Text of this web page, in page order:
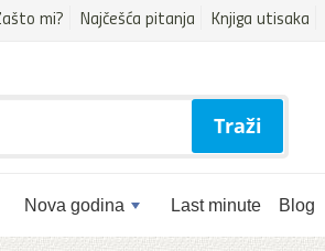
mi? Najčešća pitanja Knjiga utisaka
Nova godina Last minute Blog
Traži